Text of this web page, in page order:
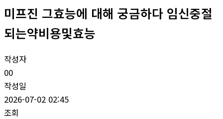
미프진 그효능에 대해 궁금하다 임신중절
되는약비용및효능
작성자
00
작성일
2026-07-02 02:45
조회